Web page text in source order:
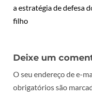
a estratégia de defesa
filho
Deixe um
O seu endereço de e-
obrigatórios são